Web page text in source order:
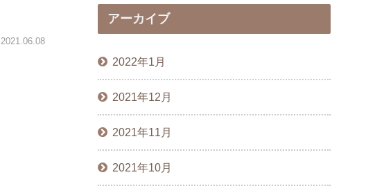
2021.06.08
アーカイブ
2022年1月
2021年12月
2021年11月
2021年10月